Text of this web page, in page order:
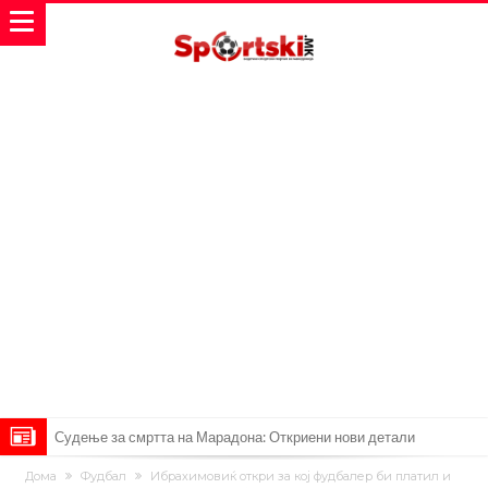
Англиски репрезентативец обвинет за напад во ноќен клуб – ќе
оди на суд!
Дилеми повеќе нема: Познато е кога Родри ќе стане новиот
Дома Фудбал
Ибрахимовиќ откри за кој фудбалер би платил и